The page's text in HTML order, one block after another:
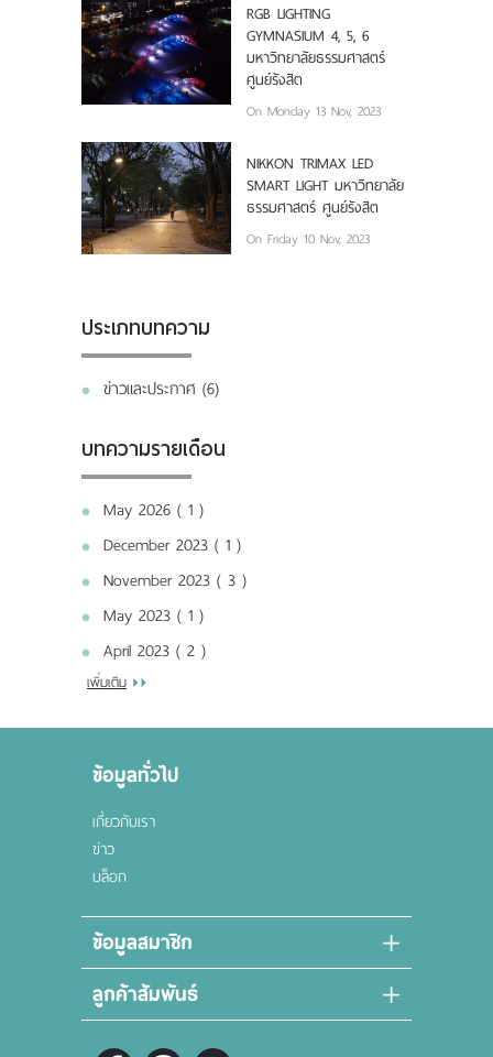
RGB LIGHTING
GYMNASIUM 4, 5, 6
มหาวิทยาลัยธรรมศาสตร์
ศูนย์รังสิต
On Monday 13 Nov, 2023
NIKKON TRIMAX LED
SMART LIGHT มหาวิทยาลัย
ธรรมศาสตร์ ศูนย์รังสิต
On Friday 10 Nov, 2023
ประเภทบทความ
ข่าวและประกาศ (6)
บทความรายเดือน
May 2026 ( 1 )
December 2023 ( 1 )
November 2023 ( 3 )
May 2023 ( 1 )
April 2023 ( 2 )
เพิ่มเติม
ข้อมูลทั่วไป
เกี่ยวกับเรา
ข่าว
บล็อก
ข้อมูลสมาชิก
ลูกค้าสัมพันธ์